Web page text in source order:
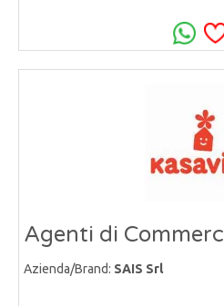
Agenti di
Azienda/Brand: SAIS Srl